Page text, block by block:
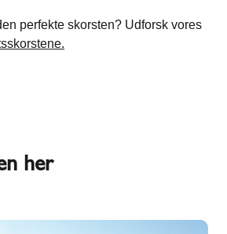
perfekte skorsten? Udforsk vores
her